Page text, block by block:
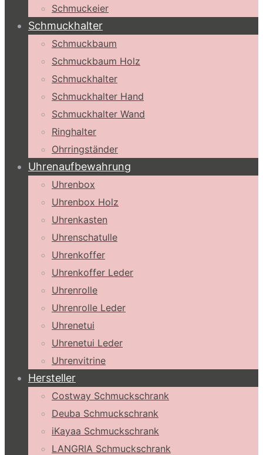
Schmuckeier
Schmuckhalter
Schmuckbaum
Schmuckbaum Holz
Schmuckhalter
Schmuckhalter Hand
Schmuckhalter Wand
Ringhalter
Ohrringständer
Uhrenaufbewahrung
Uhrenbox
Uhrenbox Holz
Uhrenkasten
Uhrenschatulle
Uhrenkoffer
Uhrenkoffer Leder
Uhrenrolle
Uhrenrolle Leder
Uhrenetui
Uhrenetui Leder
Uhrenvitrine
Hersteller
Costway Schmuckschrank
Deuba Schmuckschrank
iKayaa Schmuckschrank
LANGRIA Schmuckschrank